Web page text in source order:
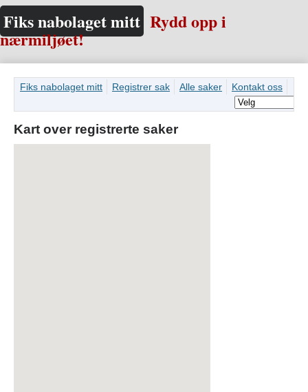
Fiks nabolaget mitt Rydd opp i
nærmiljøet!
Fiks nabolaget mitt Registrer sak Alle saker Kontakt oss
Kart over registrerte saker